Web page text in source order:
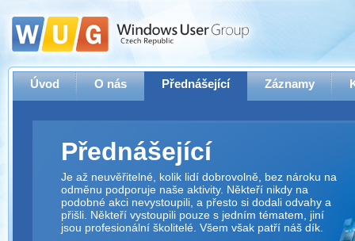
Úvod O nás Přednášející Záznamy
Přednášející
Je až neuvěřitelné, kolik lidí dobrovolně, bez nároku na
odměnu podporuje naše aktivity. Někteří nikdy na
podobné akci nevystoupili, a přesto si dodali odvahy a
přišli. Někteří vystoupili pouze s jedním tématem, jiní
jsou profesionální školitelé. Všem však patří náš dík.